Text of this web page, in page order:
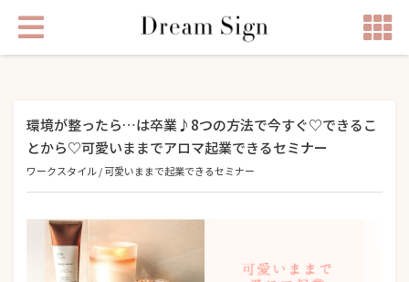
環境が整ったら…は卒業♪8つの方法で今すぐ♡できるこ
とから♡可愛いままでアロマ起業できるセミナー
ワークスタイル/可愛いままで起業できるセミナー